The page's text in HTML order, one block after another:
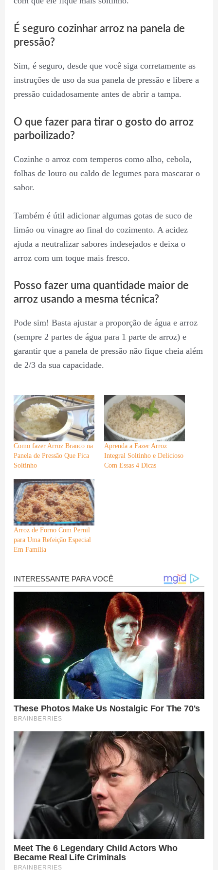
É seguro cozinhar arroz na panela de
pressão?
Sim, é seguro, desde que você siga corretamente as
instruções de uso da sua panela de pressão e libere a
pressão cuidadosamente antes de abrir a tampa.
O que fazer para tirar o gosto do arroz
parboilizado?
Cozinhe o arroz com temperos como alho, cebola,
folhas de louro ou caldo de legumes para mascarar o
sabor.
Também é útil adicionar algumas gotas de suco de
limão ou vinagre ao final do cozimento. A acidez
ajuda a neutralizar sabores indesejados e deixa o
arroz com um toque mais fresco.
Posso fazer uma quantidade maior de
arroz usando a mesma técnica?
Pode sim! Basta ajustar a proporção de água e arroz
(sempre 2 partes de água para 1 parte de arroz) e
garantir que a panela de pressão não fique cheia além
de 2/3 da sua capacidade.
Como fazer Arroz Branco na
Panela de Pressão Que Fica
Soltinho
Aprenda a Fazer Arroz
Integral Soltinho e Delicioso
Com Essas 4 Dicas
Arroz de Forno Com Pernil
para Uma Refeição Especial
Em Família